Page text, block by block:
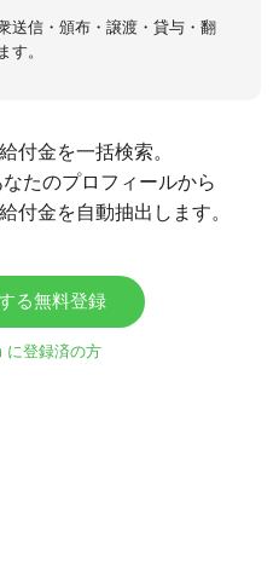
送信・頒布・譲渡・貸与・翻
す。
付金を一括検索。
たのプロフィールから
付金を自動抽出します。
る無料登録
に登録済の方